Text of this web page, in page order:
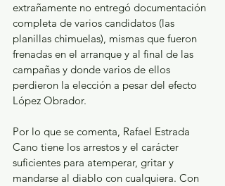
extrañamente no entregó documentación
completa de varios candidatos (las
planillas chimuelas), mismas que fueron
frenadas en el arranque y al final de las
campañas y donde varios de ellos
perdieron la elección a pesar del efecto
López Obrador.
Por lo que se comenta, Rafael Estrada
Cano tiene los arrestos y el carácter
suficientes para atemperar, gritar y
mandarse al diablo con cualquiera. Con